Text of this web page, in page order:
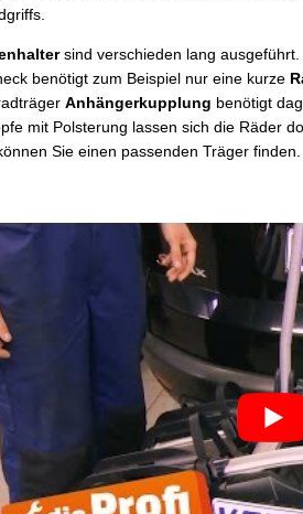
sind verschieden lang
benötigt zum Beispiel nur eine kurze
Anhängerkupplung benötigt
mit Polsterung lassen sich die Räder
Sie einen passenden Träger finden.